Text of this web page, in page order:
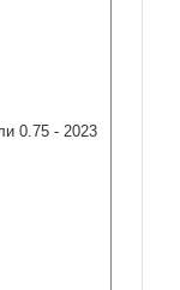
0.75 - 2023